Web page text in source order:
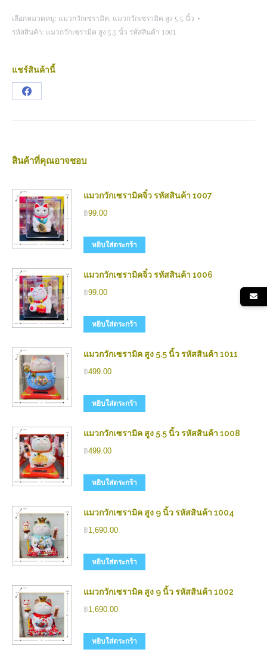
เลือกหมวดหมู่: แมวกวักเซรามิค, แมวกวักเซรามิค สูง 5.5 นิ้ว
รหัสสินค้า: แมวกวักเซรามิค สูง 5.5 นิ้ว รหัสสินค้า 1001
แชร์สินค้านี้
Share
สินค้าที่คุณอาจชอบ
แมวกวักเซรามิคจิ๋ว รหัสสินค้า 1007
฿99.00
หยิบใส่ตระกร้า
แมวกวักเซรามิคจิ๋ว รหัสสินค้า 1006
฿99.00
หยิบใส่ตระกร้า
แมวกวักเซรามิค สูง 5.5 นิ้ว รหัสสินค้า 1011
฿499.00
หยิบใส่ตระกร้า
แมวกวักเซรามิค สูง 5.5 นิ้ว รหัสสินค้า 1008
฿499.00
หยิบใส่ตระกร้า
แมวกวักเซรามิค สูง 9 นิ้ว รหัสสินค้า 1004
฿1,690.00
หยิบใส่ตระกร้า
แมวกวักเซรามิค สูง 9 นิ้ว รหัสสินค้า 1002
฿1,690.00
หยิบใส่ตระกร้า